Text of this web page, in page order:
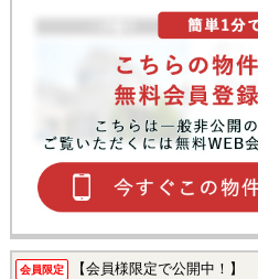
会員限定 【会員様限定で公開中！】